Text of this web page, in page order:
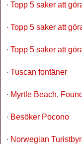
· Topp 5 saker att
· Topp 5 saker att
· Topp 5 saker att
· Tuscan fontäner
· Myrtle Beach,
· Besöker Pocono
· Norwegian